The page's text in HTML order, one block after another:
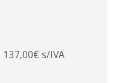
137,00€ s/IVA